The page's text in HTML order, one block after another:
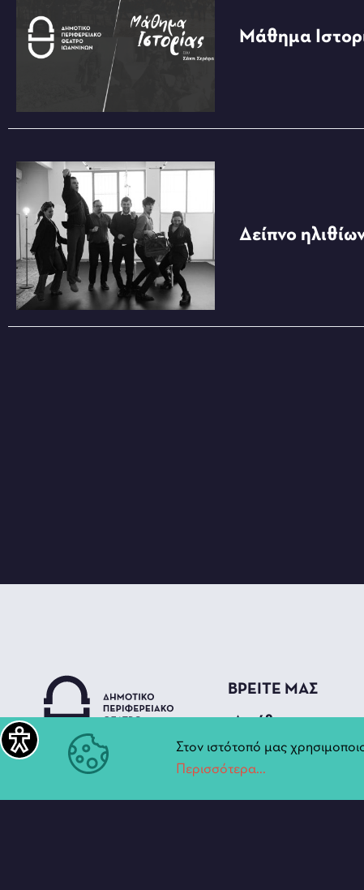
Μάθημα
Δείπνο
ΒΡΕΙΤΕ ΜΑΣ
_Διεύθυνση
Παπάζογλου 5,
Ιωάννινα
45444 (Αρχοντικό
Στον ιστότοπό μας
Περισσότερα...